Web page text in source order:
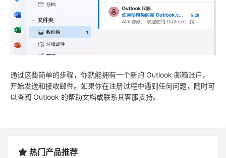
通过这些简单的步骤，你就能拥有一个新的 Outlook 邮箱账户，
开始发送和接收邮件。如果你在注册过程中遇到任何问题，随时可
以查阅 Outlook 的帮助文档或联系其客服支持。
热门产品推荐